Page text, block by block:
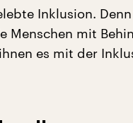
Inklusion.
Menschen mit
es mit der